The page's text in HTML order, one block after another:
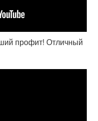
профит! Отличный